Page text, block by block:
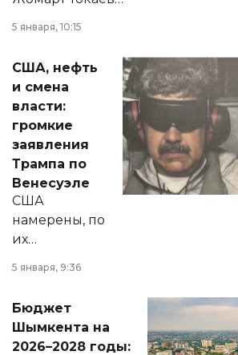
сразу несколько
актуальных тем —
от слухов о
политических
реформах до
вопросов армии,
экономики и
личного здоровья.
5 января, 10:15
США, нефть
и смена
власти:
громкие
заявления
Трампа по
Венесуэле
США
намерены, по
их
принести
народу
Венесуэлы.
5 января, 9:36
Бюджет
Шымкента на
2026–2028 годы: